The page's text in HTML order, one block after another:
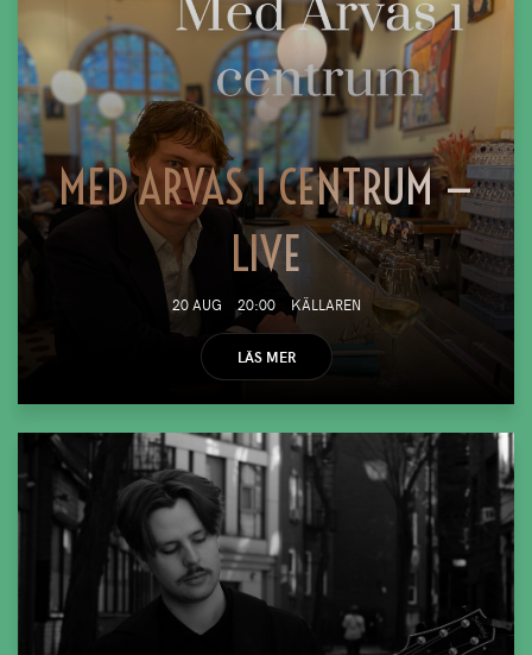
MED ARVAS I CENTRUM —
LIVE
20 AUG 20:00 KÄLLAREN
LÄS MER